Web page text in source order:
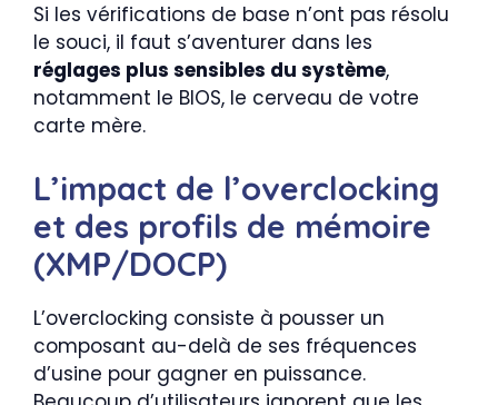
Si les vérifications de base n’ont pas résolu
le souci, il faut s’aventurer dans les
réglages plus sensibles du système,
notamment le BIOS, le cerveau de votre
carte mère.
L’impact de l’overclocking
et des profils de mémoire
(XMP/DOCP)
L’overclocking consiste à pousser un
composant au-delà de ses fréquences
d’usine pour gagner en puissance.